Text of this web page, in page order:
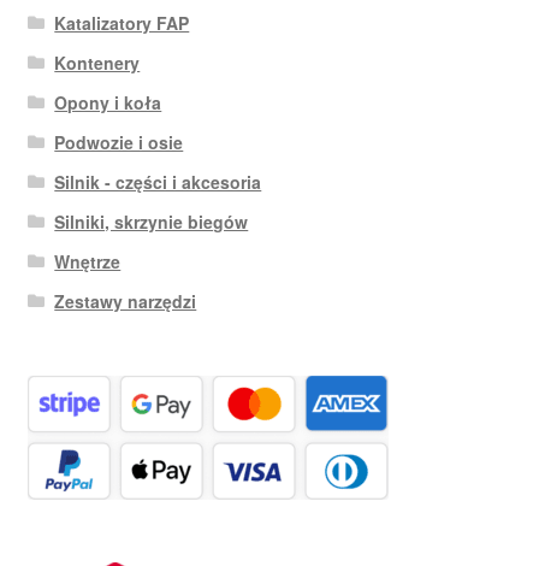
Katalizatory FAP
Kontenery
Opony i koła
Podwozie i osie
Silnik - części i akcesoria
Silniki, skrzynie biegów
Wnętrze
Zestawy narzędzi